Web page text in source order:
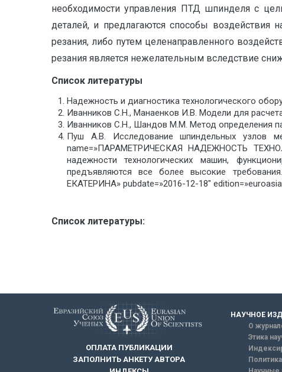
необходимости управления ПТД шпинделя с
деталей, и предлагаются способы воздействия
резания, либо путем целенаправленного
резания является нежелательным вследствие
Список литературы
Надежность и диагностика технологического
Иванников С.Н., Манаенков И.В. Модели для
Иванников С.Н., Шандов М.М. Метод определения
Пуш А.В. Исследование шпиндельных узлов
name=»ПАРАМЕТРИЧЕСКАЯ НАДЕЖНОСТЬ
надежности технологических машин,
предъявляются все более высокие
ЕКАТЕРИНА» pubdate=»2016-12-18″
Список литературы:
ОПЛАТА ПУБЛИКАЦИИ
ЗАПОЛНИТЬ АНКЕТУ АВТОРА
НАУЧНОЕ
О
Этика